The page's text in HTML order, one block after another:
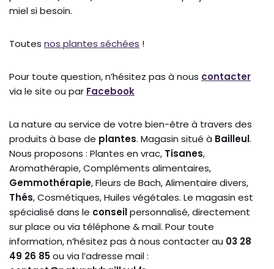
miel si besoin.
Toutes nos plantes séchées !
Pour toute question, n’hésitez pas à nous contacter
via le site ou par Facebook
La nature au service de votre bien-être à travers des
produits à base de plantes. Magasin situé à Bailleul.
Nous proposons : Plantes en vrac, Tisanes,
Aromathérapie, Compléments alimentaires,
Gemmothérapie, Fleurs de Bach, Alimentaire divers,
Thés, Cosmétiques, Huiles végétales. Le magasin est
spécialisé dans le conseilpersonnalisé, directement
sur place ou via téléphone & mail. Pour toute
information, n’hésitez pas à nous contacter au 03 28
49 26 85ou via l’adresse mail :